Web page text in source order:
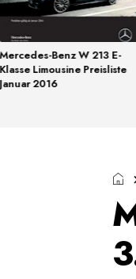
Mercedes-Benz W 213 E-
Klasse Limousine Preisliste
Januar 2016